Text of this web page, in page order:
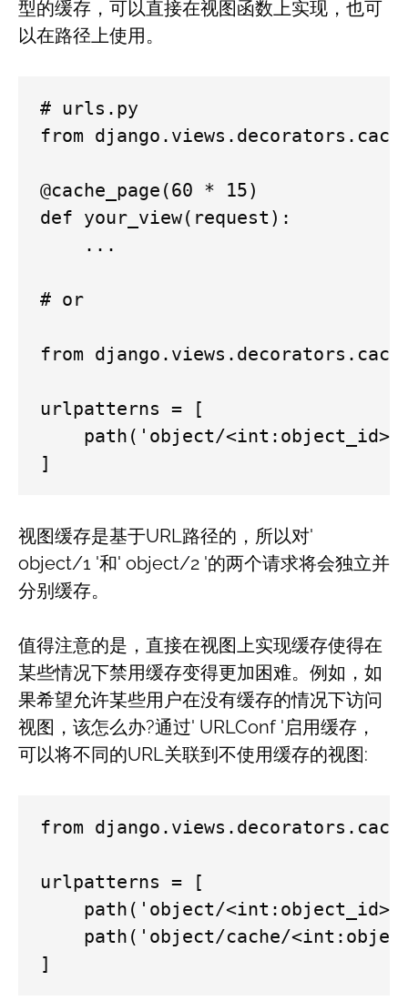
型的缓存，可以直接在视图函数上实现，也可
以在路径上使用。
# urls.py
from
@cache_page(60 * 15)
def your_view(request):
    ...
# or
from
urlpatterns = [
path('object/
]
视图缓存是基于URL路径的，所以对'
object/1 '和' object/2 '的两个请求将会独立并
分别缓存。
值得注意的是，直接在视图上实现缓存使得在
某些情况下禁用缓存变得更加困难。例如，如
果希望允许某些用户在没有缓存的情况下访问
视图，该怎么办?通过' URLConf '启用缓存，
可以将不同的URL关联到不使用缓存的视图:
from
urlpatterns = [
path('object/<int:object_id>/
path('object/cache/
]